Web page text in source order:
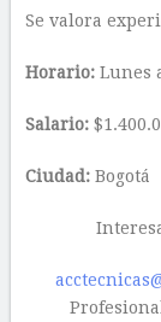
Se valora
Horario:Lunes
Salario:
Ciudad:Bogotá